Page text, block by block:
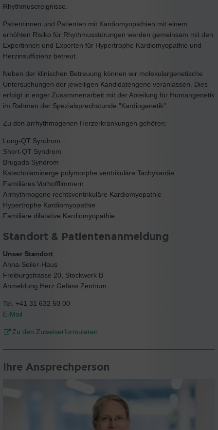
Rhythmusereignisse.
Patientinnen und Patienten mit Kardiomyopathien mit einem
erhöhten Risiko für Rhythmusstörungen werden gemeinsam mit den
Expertinnen und Experten für Hypertrophe Kardiomyopathie und
Herzinsuffizienz betreut.
Neben der klinischen Betreuung können wir molekulargenetische
Untersuchungen der jeweiligen Kandidatengene veranlassen. Dies
erfolgt in enger Zusammenarbeit mit der Abteilung für Humangenetik
im Rahmen der Spezialsprechstunde "Kardiogenetik".
Zu den arrhythmogenen Herzerkrankungen gehören:
Long-QT Syndrom
Short-QT Syndrom
Brugada Syndrom
Katecholaminerge polymorphe ventrikuläre Tachykardie
Familiäres Vorhofflimmern
Arrhythmogene rechtsventrikuläre Kardiomyopathie
Hypertrophe Kardiomyopathie
Familiäre dilatative Kardiomyopathie
Standort & Patientenanmeldung
Unser Standort
Anna-Seiler-Haus
Freiburgstrasse 20, Stockwerk B
Anmeldung Herz Gefäss Zentrum
Tel. +41 31 632 50 00
E-Mail
Zu den Zuweiserformularen
Ihre Ansprechperson